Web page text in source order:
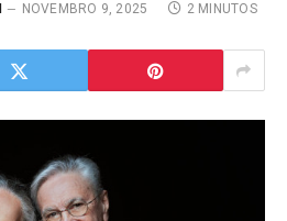
NOVEMBRO 9, 2025 2 MINUTOS